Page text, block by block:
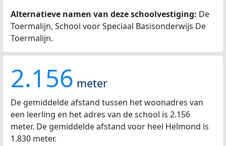
Alternatieve namen van deze schoolvestiging: De
Toermalijn, School voor Speciaal Basisonderwijs De
Toermalijn.
2.156 meter
De gemiddelde afstand tussen het woonadres van
een leerling en het adres van de school is 2.156
meter. De gemiddelde afstand voor heel Helmond is
1.830 meter.